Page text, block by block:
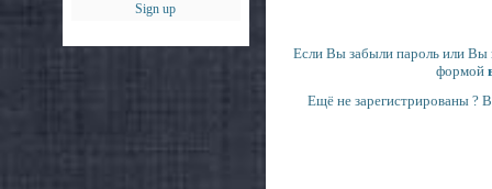
Sign up
Если Вы забыли пароль или Вы
формой
Ещё не зарегистрированы ?